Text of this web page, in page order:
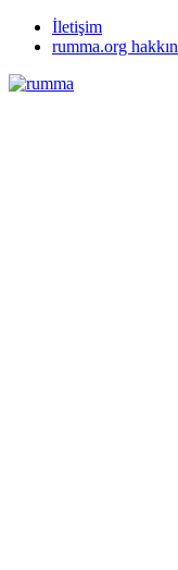
İletişim
rumma.org